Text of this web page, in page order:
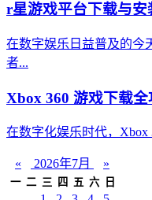
r星游戏平台下载与
在数字娱乐日益普及的今
者...
Xbox 360 游戏下载
在数字化娱乐时代，Xbox
« 2026年7月 »
一 二 三 四 五 六 日